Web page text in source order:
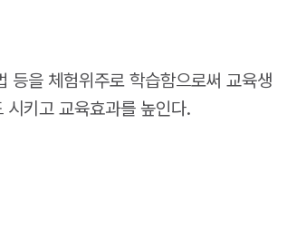
등을 체험위주로 학습함으로써 교육생
키고 교육효과를 높인다.